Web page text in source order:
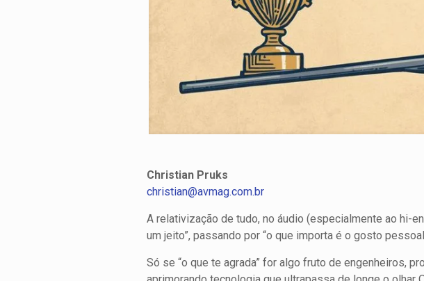
Christian Pruks
christian@avmag.com.br
A relativização de tudo, no áudio (especialmente ao hi-
um jeito”, passando por “o que importa é o gosto
Só se “o que te agrada” for algo fruto de engenheiros,